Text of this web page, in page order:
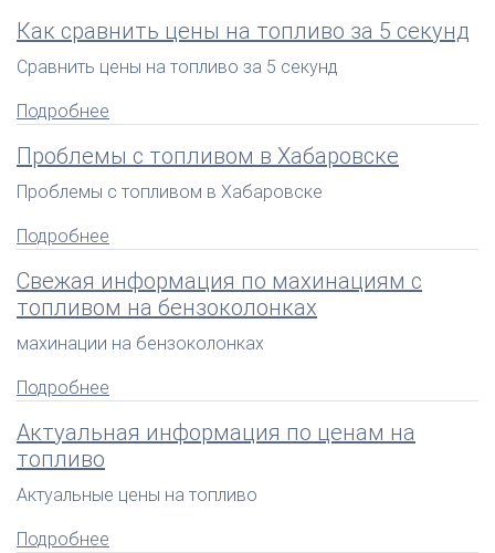
Как сравнить цены на топливо за 5 секунд
Сравнить цены на топливо за 5 секунд
Подробнее
Проблемы с топливом в Хабаровске
Проблемы с топливом в Хабаровске
Подробнее
Свежая информация по махинациям с
топливом на бензоколонках
махинации на бензоколонках
Подробнее
Актуальная информация по ценам на
топливо
Актуальные цены на топливо
Подробнее